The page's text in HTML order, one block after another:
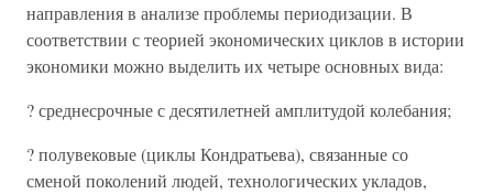
направления в анализе проблемы периодизации. В
соответствии с теорией экономических циклов в истории
экономики можно выделить их четыре основных вида:
? среднесрочные с десятилетней амплитудой колебания;
? полувековые (циклы Кондратьева), связанные со
сменой поколений людей, технологических укладов,